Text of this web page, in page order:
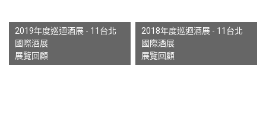
2019年度巡迴酒展 - 11台北
國際酒展
展覽回顧
2018年度巡迴酒展 - 11台北
國際酒展
展覽回顧